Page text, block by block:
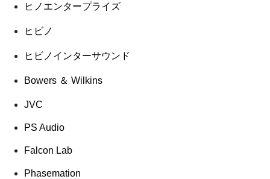
ヒノエンタープライズ
ヒビノ
ヒビノインターサウンド
Bowers ＆ Wilkins
JVC
PS Audio
Falcon Lab
Phasemation